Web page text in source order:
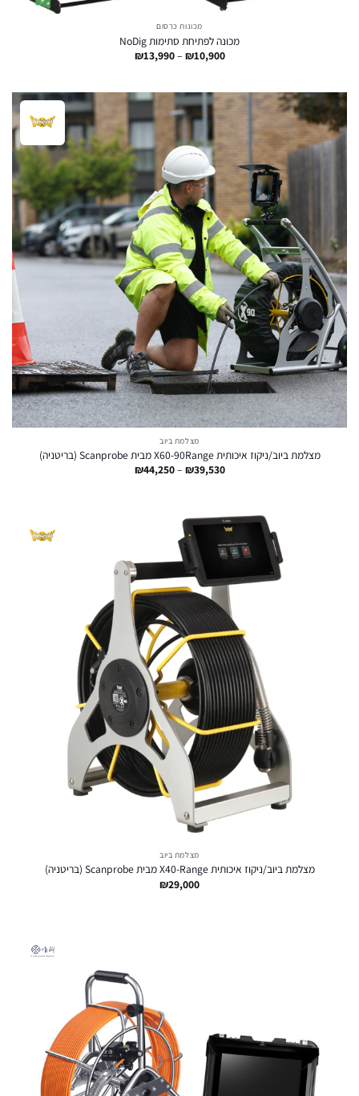
מכונות כרסום
מכונה לפתיחת סתימות NoDig
₪10,900
–
₪13,990 טווח
⁦₪13,990⁩
מצלמת ביוב
מצלמת ביוב/ניקוז איכותית X60-90Range מבית Scanprobe (בריטניה)
₪39,530
–
₪44,250 טווח
מצלמת ביוב
מצלמת ביוב/ניקוז איכותית X40-Range מבית Scanprobe (בריטניה)
₪29,000